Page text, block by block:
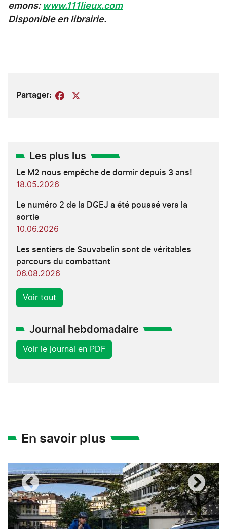
emons: www.111lieux.com
Disponible en librairie.
Partager: Facebook
Les plus lus
Le M2 nous empêche de dormir depuis 3 ans!
18.05.2026
Le numéro 2 de la DGEJ a été poussé vers la
sortie
10.06.2026
Les sentiers de Sauvabelin sont de véritables
parcours du combattant
06.08.2026
Voir tout
Journal hebdomadaire
Voir le journal en PDF
En savoir plus